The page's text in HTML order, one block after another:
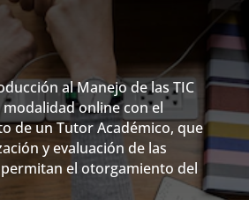
al Manejo de las TIC
online con el
de un Tutor Académico, que
y evaluación de las
el otorgamiento del